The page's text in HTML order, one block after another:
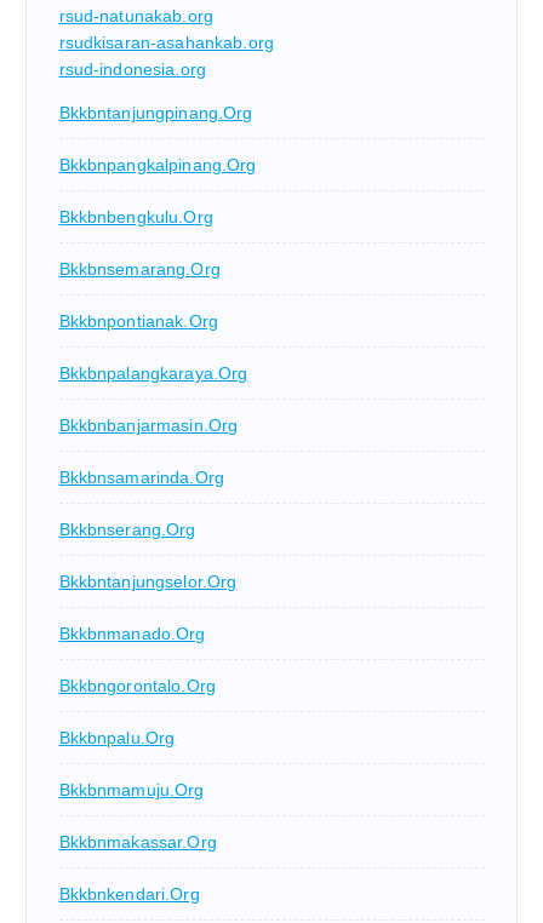
rsud-natunakab.org
rsudkisaran-asahankab.org
rsud-indonesia.org
Bkkbntanjungpinang.org
Bkkbnpangkalpinang.org
Bkkbnbengkulu.org
Bkkbnsemarang.org
Bkkbnpontianak.org
Bkkbnpalangkaraya.org
Bkkbnbanjarmasin.org
Bkkbnsamarinda.org
Bkkbnserang.org
Bkkbntanjungselor.org
Bkkbnmanado.org
Bkkbngorontalo.org
Bkkbnpalu.org
Bkkbnmamuju.org
Bkkbnmakassar.org
Bkkbnkendari.org